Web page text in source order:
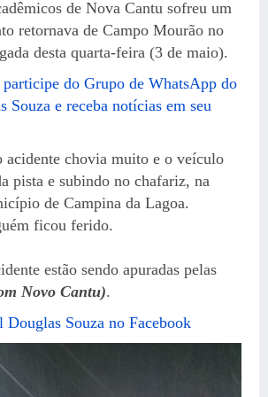
de Nova Cantu sofreu um
retornava de Campo Mourão no
desta quarta-feira (3 de maio).
do Grupo de WhatsApp do
Souza e receba notícias em seu
acidente chovia muito e o veículo
pista e subindo no chafariz, na
de Campina da Lagoa.
ficou ferido.
estão sendo apuradas pelas
Novo Cantu).
Douglas Souza no Facebook